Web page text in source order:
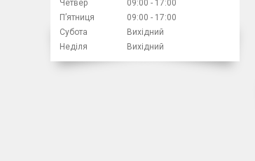
Четвер
09:00
17:00
Пʼятниця
09:00
17:00
Субота
Вихідний
Неділя
Вихідний